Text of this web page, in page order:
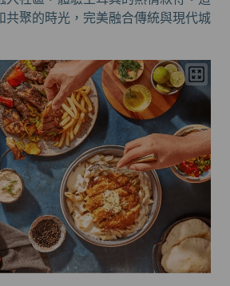
共聚的時光，完美融合傳統與現代城